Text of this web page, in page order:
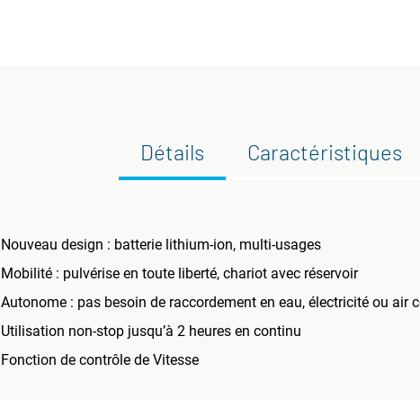
Détails Caractéristiques
Nouveau design : batterie lithium-ion, multi-usages
Mobilité : pulvérise en toute liberté, chariot avec réservoir
Autonome : pas besoin de raccordement en eau, électricité ou air
Utilisation non-stop jusqu’à 2 heures en continu
Fonction de contrôle de Vitesse